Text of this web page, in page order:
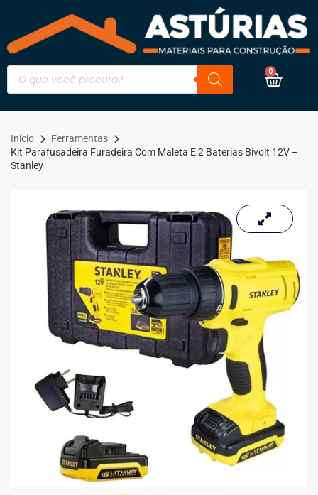
0
Início
Ferramentas
Kit Parafusadeira Furadeira Com Maleta E 2 Baterias Bivolt 12V –
Stanley